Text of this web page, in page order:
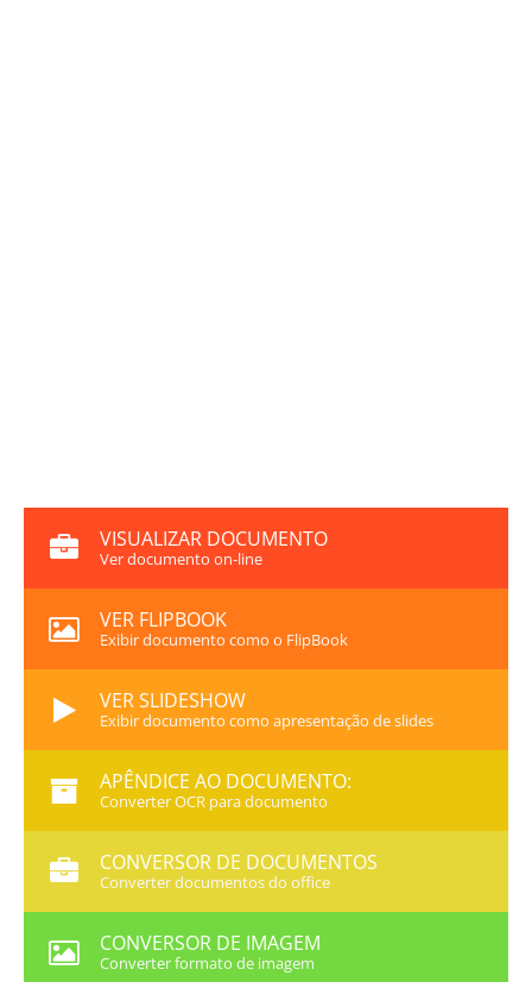
VISUALIZAR DOCUMENTO
Ver documento on-line
VER FLIPBOOK
Exibir documento como o FlipBook
VER SLIDESHOW
Exibir documento como apresentação de slides
APÊNDICE AO DOCUMENTO:
Converter OCR para documento
CONVERSOR DE DOCUMENTOS
Converter documentos do office
CONVERSOR DE IMAGEM
Converter formato de imagem